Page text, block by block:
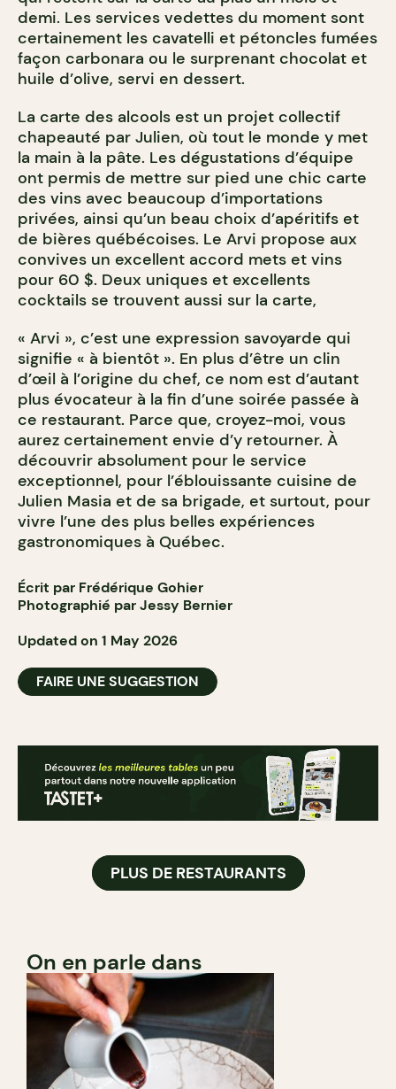
demi. Les services vedettes du moment sont
certainement les cavatelli et pétoncles fumées
façon carbonara ou le surprenant chocolat et
huile d’olive, servi en dessert.
La carte des alcools est un projet collectif
chapeauté par Julien, où tout le monde y met
la main à la pâte. Les dégustations d’équipe
ont permis de mettre sur pied une chic carte
des vins avec beaucoup d’importations
privées, ainsi qu’un beau choix d’apéritifs et
de bières québécoises. Le Arvi propose aux
convives un excellent accord mets et vins
pour 60 $. Deux uniques et excellents
cocktails se trouvent aussi sur la carte,
« Arvi », c’est une expression savoyarde qui
signifie « à bientôt ». En plus d’être un clin
d’œil à l’origine du chef, ce nom est d’autant
plus évocateur à la fin d’une soirée passée à
ce restaurant. Parce que, croyez-moi, vous
aurez certainement envie d’y retourner. À
découvrir absolument pour le service
exceptionnel, pour l’éblouissante cuisine de
Julien Masia et de sa brigade, et surtout, pour
vivre l’une des plus belles expériences
gastronomiques à Québec.
Écrit par Frédérique Gohier
Photographié par Jessy Bernier
Updated on 1 May 2026
FAIRE UNE SUGGESTION
PLUS DE RESTAURANTS
On en parle dans